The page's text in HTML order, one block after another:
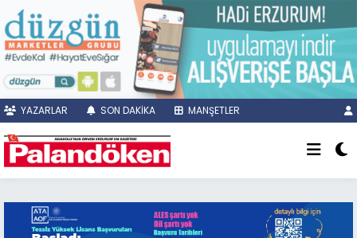
YAZARLAR SON DAKİKA MANŞETLER